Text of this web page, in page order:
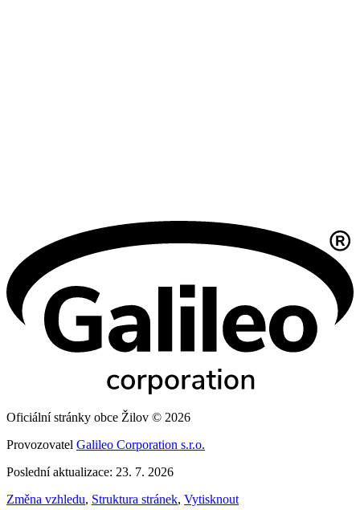
Oficiální stránky obce Žilov © 2026
Provozovatel Galileo Corporation s.r.o.
Poslední aktualizace: 23. 7. 2026
Změna vzhledu, Struktura stránek, Vytisknout